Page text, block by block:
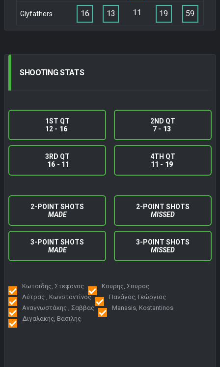
Glyfathers 16 13 11 19 59
SHOOTINGSTATS
1ST QT
12 - 16
2ND QT
7 - 13
3RD QT
16 - 11
4TH QT
11 - 19
2-POINT SHOTS
MADE
2-POINT SHOTS
MISSED
3-POINT SHOTS
MADE
3-POINT SHOTS
MISSED
Κωτσιδης, Στεφανος
Κουρης, Σπυρος
Λύτρας , Κωνσταντίνος
Πανάγος, Γεώργιος
Αναγνωστάκης , Σαββας
Manasis, Kostantinos
Διγαλακης, Βασιλης